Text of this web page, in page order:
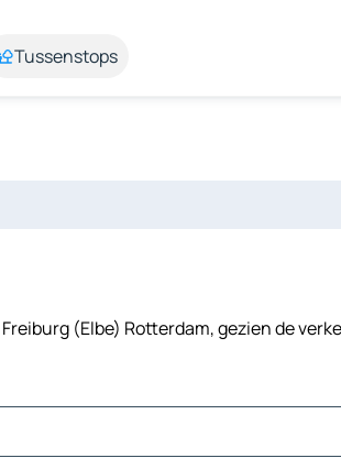
Tussenstops
(Elbe) Rotterdam, gezien de